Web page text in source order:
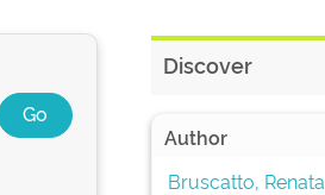
Discover
Author
Bruscatto, Renata